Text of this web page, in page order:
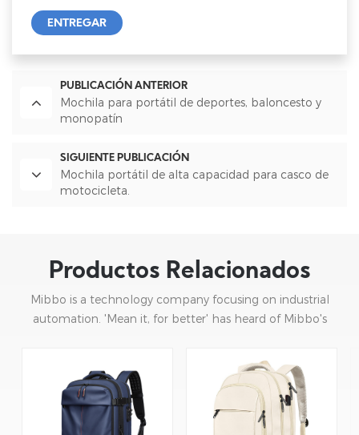
ENTREGAR
PUBLICACIÓN ANTERIOR
Mochila para portátil de deportes, baloncesto y
monopatín
SIGUIENTE PUBLICACIÓN
Mochila portátil de alta capacidad para casco de
motocicleta.
Productos Relacionados
Mibbo is a technology company focusing on industrial
automation. 'Mean it, for better' has heard of Mibbo's